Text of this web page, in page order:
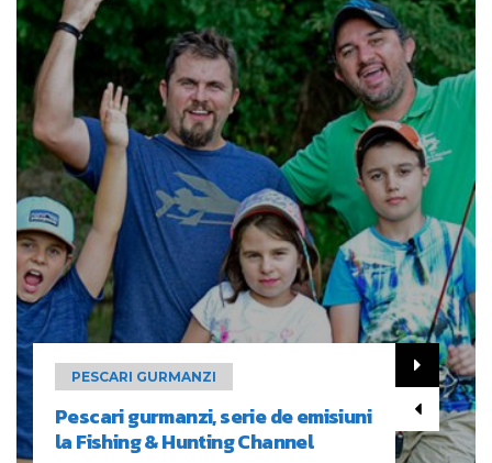
PESCARI GURMANZI
Pescari gurmanzi, serie de emisiuni
la Fishing & Hunting Channel